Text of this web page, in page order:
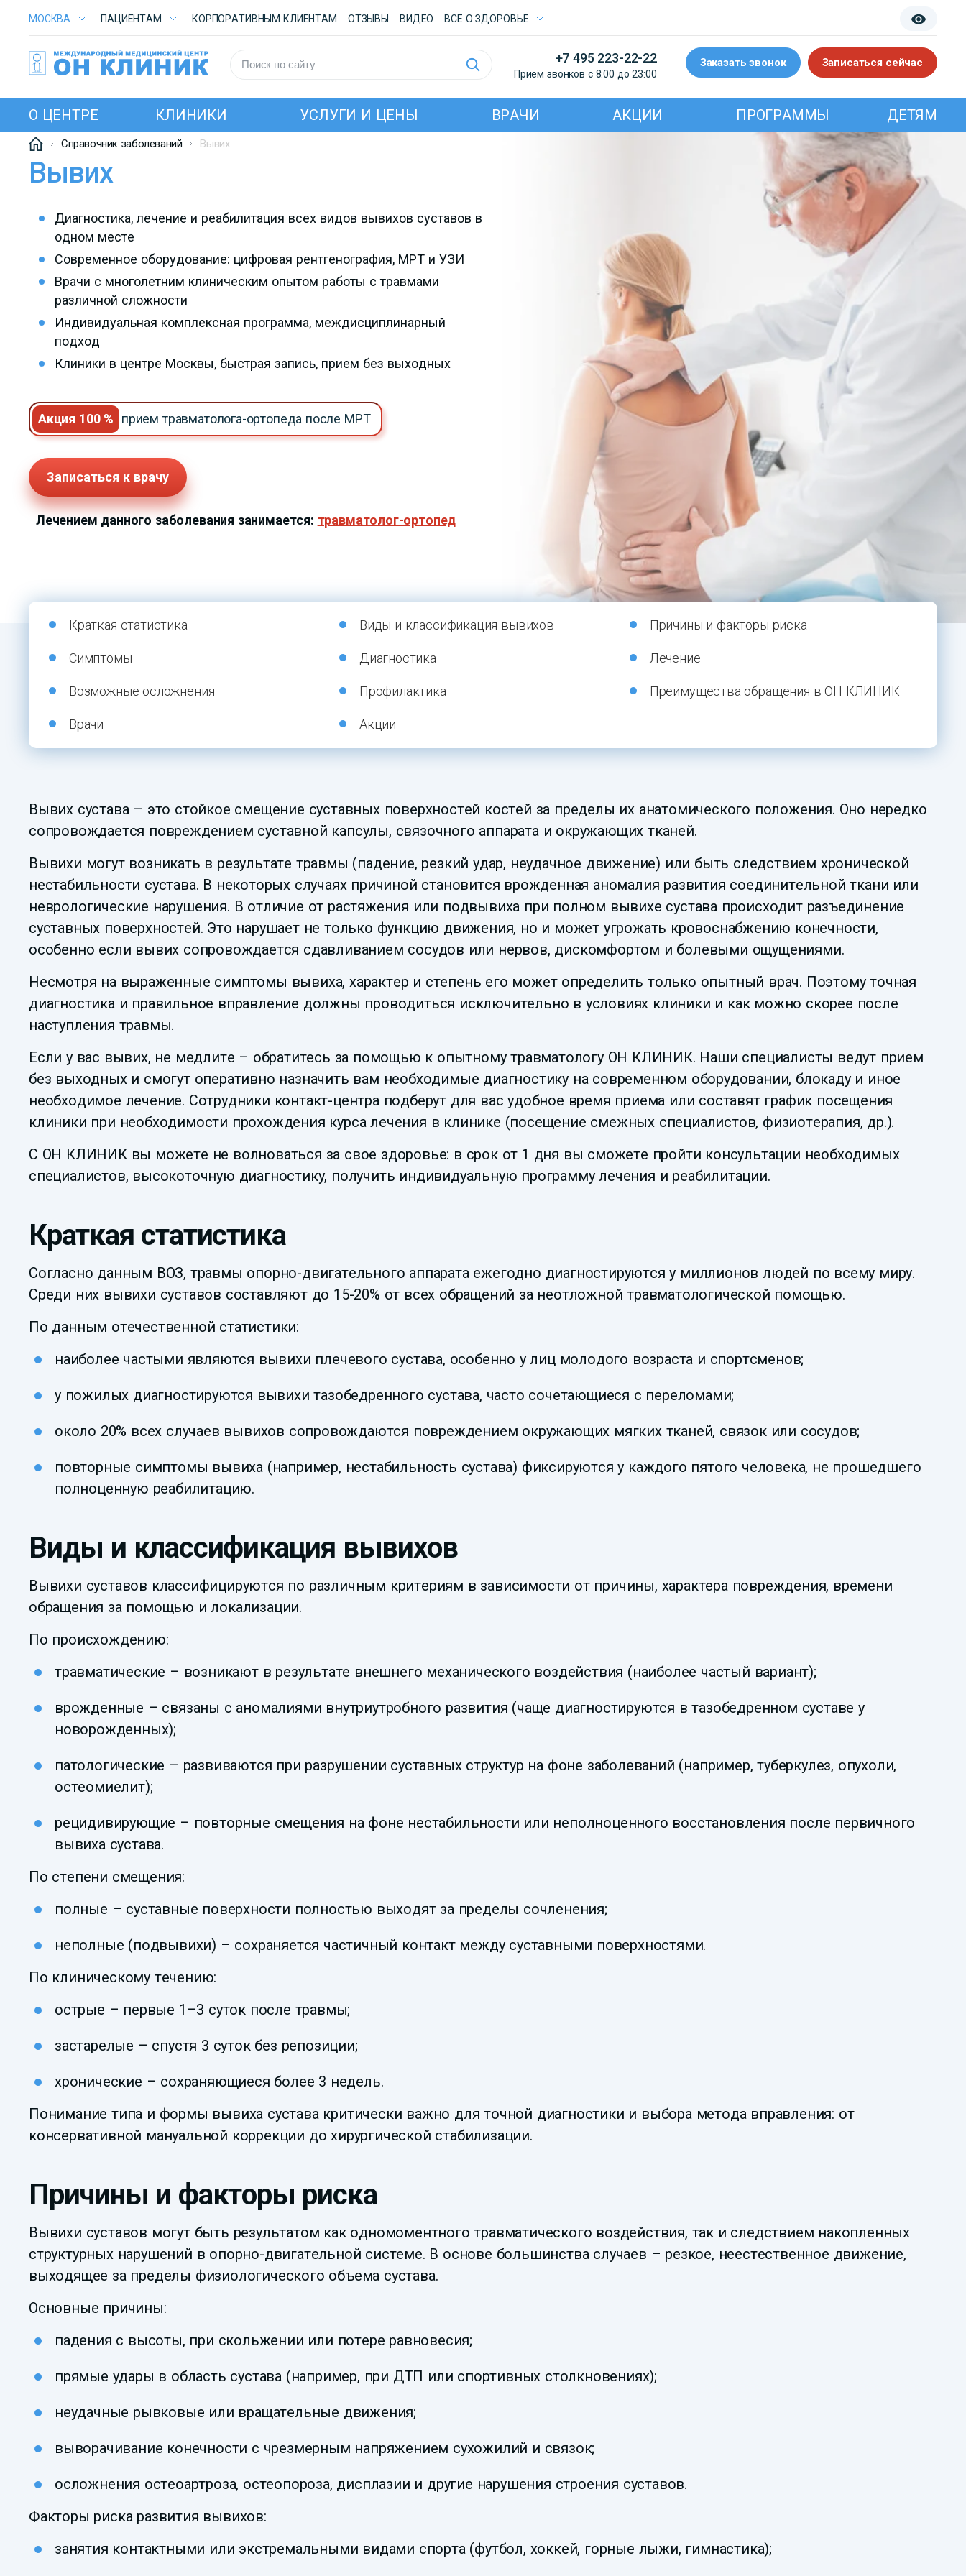
МОСКВА ПАЦИЕНТАМ КОРПОРАТИВНЫМ КЛИЕНТАМ ОТЗЫВЫ ВИДЕО ВСE О ЗДОРОВЬЕ
+7 495 223-22-22
Прием звонков с 8:00 до 23:00
Заказать звонок Записаться сейчас
О ЦЕНТРЕ КЛИНИКИ УСЛУГИ И ЦЕНЫ ВРАЧИ АКЦИИ ПРОГРАММЫ ДЕТЯМ
Справочник заболеваний Вывих
Вывих
Диагностика, лечение и реабилитация всех видов вывихов суставов в
одном месте
Современное оборудование: цифровая рентгенография, МРТ и УЗИ
Врачи с многолетним клиническим опытом работы с травмами
различной сложности
Индивидуальная комплексная программа, междисциплинарный
подход
Клиники в центре Москвы, быстрая запись, прием без выходных
Акция 100 % прием травматолога-ортопеда после МРТ
Записаться к врачу
Лечением данного заболевания занимается: травматолог-ортопед
Краткая статистика Виды и классификация вывихов Причины и факторы риска
Симптомы Диагностика Лечение
Возможные осложнения Профилактика Преимущества обращения в ОН КЛИНИК
Врачи Акции
Вывих сустава – это стойкое смещение суставных поверхностей костей за пределы их анатомического положения. Оно нередко
сопровождается повреждением суставной капсулы, связочного аппарата и окружающих тканей.
Вывихи могут возникать в результате травмы (падение, резкий удар, неудачное движение) или быть следствием хронической
нестабильности сустава. В некоторых случаях причиной становится врожденная аномалия развития соединительной ткани или
неврологические нарушения. В отличие от растяжения или подвывиха при полном вывихе сустава происходит разъединение
суставных поверхностей. Это нарушает не только функцию движения, но и может угрожать кровоснабжению конечности,
особенно если вывих сопровождается сдавливанием сосудов или нервов, дискомфортом и болевыми ощущениями.
Несмотря на выраженные симптомы вывиха, характер и степень его может определить только опытный врач. Поэтому точная
диагностика и правильное вправление должны проводиться исключительно в условиях клиники и как можно скорее после
наступления травмы.
Если у вас вывих, не медлите – обратитесь за помощью к опытному травматологу ОН КЛИНИК. Наши специалисты ведут прием
без выходных и смогут оперативно назначить вам необходимые диагностику на современном оборудовании, блокаду и иное
необходимое лечение. Сотрудники контакт-центра подберут для вас удобное время приема или составят график посещения
клиники при необходимости прохождения курса лечения в клинике (посещение смежных специалистов, физиотерапия, др.).
С ОН КЛИНИК вы можете не волноваться за свое здоровье: в срок от 1 дня вы сможете пройти консультации необходимых
специалистов, высокоточную диагностику, получить индивидуальную программу лечения и реабилитации.
Краткая статистика
Согласно данным ВОЗ, травмы опорно-двигательного аппарата ежегодно диагностируются у миллионов людей по всему миру.
Среди них вывихи суставов составляют до 15-20% от всех обращений за неотложной травматологической помощью.
По данным отечественной статистики:
наиболее частыми являются вывихи плечевого сустава, особенно у лиц молодого возраста и спортсменов;
у пожилых диагностируются вывихи тазобедренного сустава, часто сочетающиеся с переломами;
около 20% всех случаев вывихов сопровождаются повреждением окружающих мягких тканей, связок или сосудов;
повторные симптомы вывиха (например, нестабильность сустава) фиксируются у каждого пятого человека, не прошедшего
полноценную реабилитацию.
Виды и классификация вывихов
Вывихи суставов классифицируются по различным критериям в зависимости от причины, характера повреждения, времени
обращения за помощью и локализации.
По происхождению:
травматические – возникают в результате внешнего механического воздействия (наиболее частый вариант);
врожденные – связаны с аномалиями внутриутробного развития (чаще диагностируются в тазобедренном суставе у
новорожденных);
патологические – развиваются при разрушении суставных структур на фоне заболеваний (например, туберкулез, опухоли,
остеомиелит);
рецидивирующие – повторные смещения на фоне нестабильности или неполноценного восстановления после первичного
вывиха сустава.
По степени смещения:
полные – суставные поверхности полностью выходят за пределы сочленения;
неполные (подвывихи) – сохраняется частичный контакт между суставными поверхностями.
По клиническому течению:
острые – первые 1–3 суток после травмы;
застарелые – спустя 3 суток без репозиции;
хронические – сохраняющиеся более 3 недель.
Понимание типа и формы вывиха сустава критически важно для точной диагностики и выбора метода вправления: от
консервативной мануальной коррекции до хирургической стабилизации.
Причины и факторы риска
Вывихи суставов могут быть результатом как одномоментного травматического воздействия, так и следствием накопленных
структурных нарушений в опорно-двигательной системе. В основе большинства случаев – резкое, неестественное движение,
выходящее за пределы физиологического объема сустава.
Основные причины:
падения с высоты, при скольжении или потере равновесия;
прямые удары в область сустава (например, при ДТП или спортивных столкновениях);
неудачные рывковые или вращательные движения;
выворачивание конечности с чрезмерным напряжением сухожилий и связок;
осложнения остеоартроза, остеопороза, дисплазии и другие нарушения строения суставов.
Факторы риска развития вывихов:
занятия контактными или экстремальными видами спорта (футбол, хоккей, горные лыжи, гимнастика);